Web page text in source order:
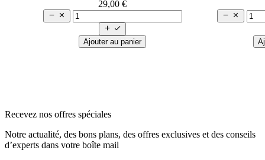
29,00 €




Ajouter au panier
 
Recevez nos offres spéciales
Notre actualité, des bons plans, des offres exclusives et des conseils
d’experts dans votre boîte mail